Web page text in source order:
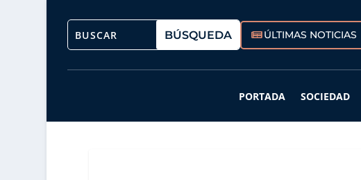
ÚLTIMAS NOTICIAS
PORTADA SOCIEDAD